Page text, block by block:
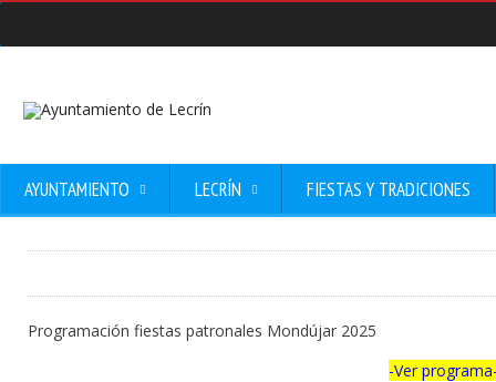
AYUNTAMIENTO LECRÍN FIESTAS Y TRADICIONES
Programación fiestas patronales Mondújar 2025
-Ver